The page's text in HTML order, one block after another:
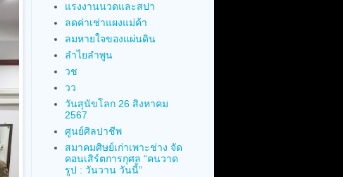
แรงงานนวดและสปา
ลดค่าเช่าแผงแม่ค้า
ลมหายใจของแผ่นดิน
ลำไยลำพูน
วช
วว
วันสุนัขโลก 26 สิงหาคม
2567
ศูนย์ศิลปาชีพ
สมาคมศิษย์เก่าเพาะช่าง จัด
คอนเสิร์ตการกุศล “คนวาด
รูป : วันวาน วันนี้”